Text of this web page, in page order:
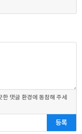
한 댓글 환경에 동참해 주세
등록